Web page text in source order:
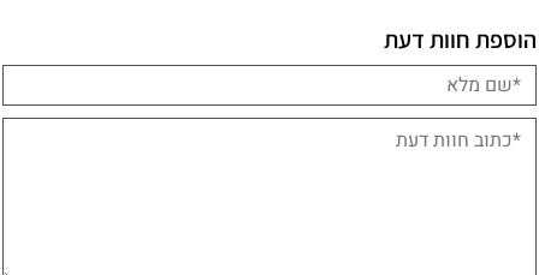
הוספת חוות דעת